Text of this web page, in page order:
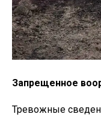
Запрещенное
Тревожные